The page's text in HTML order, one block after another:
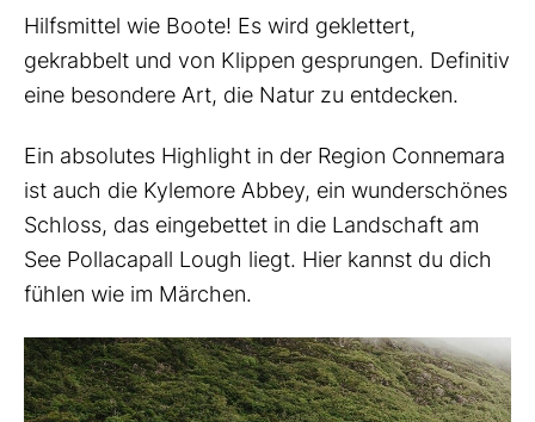
Hilfsmittel wie Boote! Es wird geklettert,
gekrabbelt und von Klippen gesprungen. Definitiv
eine besondere Art, die Natur zu entdecken.
Ein absolutes Highlight in der Region Connemara
ist auch die Kylemore Abbey, ein wunderschönes
Schloss, das eingebettet in die Landschaft am
See Pollacapall Lough liegt. Hier kannst du dich
fühlen wie im Märchen.